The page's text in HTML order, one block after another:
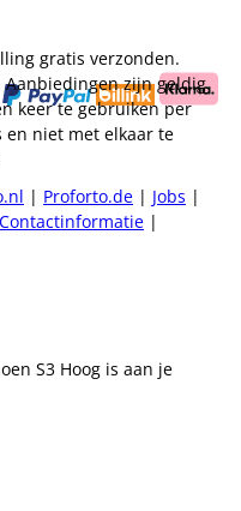
gratis verzonden.
Aanbiedingen zijn geldig
keer te gebruiken per
en niet met elkaar te
| Proforto.de | Jobs |
Contactinformatie |
S3 Hoog is aan je